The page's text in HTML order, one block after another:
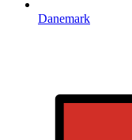
Danemark